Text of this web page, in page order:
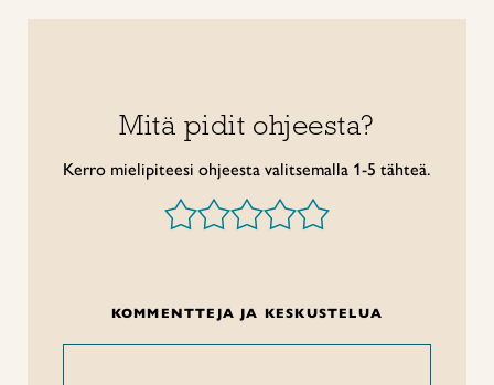
Mitä pidit ohjeesta?
Kerro mielipiteesi ohjeesta valitsemalla 1-5 tähteä.
KOMMENTTEJA JA KESKUSTELUA